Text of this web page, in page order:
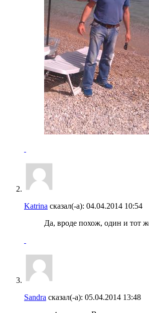
Katrina сказал(-а): 04.04.2014 10:54
Да, вроде похож, один и тот
Sandra сказал(-а): 05.04.2014 13:48